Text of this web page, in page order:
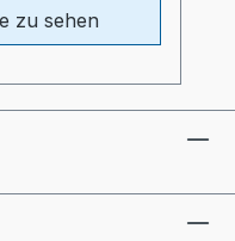
erfolgt über
zu sehen